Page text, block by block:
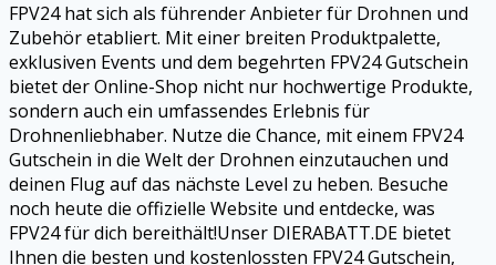
FPV24 hat sich als führender Anbieter für Drohnen und
Zubehör etabliert. Mit einer breiten Produktpalette,
exklusiven Events und dem begehrten FPV24 Gutschein
bietet der Online-Shop nicht nur hochwertige Produkte,
sondern auch ein umfassendes Erlebnis für
Drohnenliebhaber. Nutze die Chance, mit einem FPV24
Gutschein in die Welt der Drohnen einzutauchen und
deinen Flug auf das nächste Level zu heben. Besuche
noch heute die offizielle Website und entdecke, was
FPV24 für dich bereithält!Unser DIERABATT.DE bietet
Ihnen die besten und kostenlossten FPV24 Gutschein,